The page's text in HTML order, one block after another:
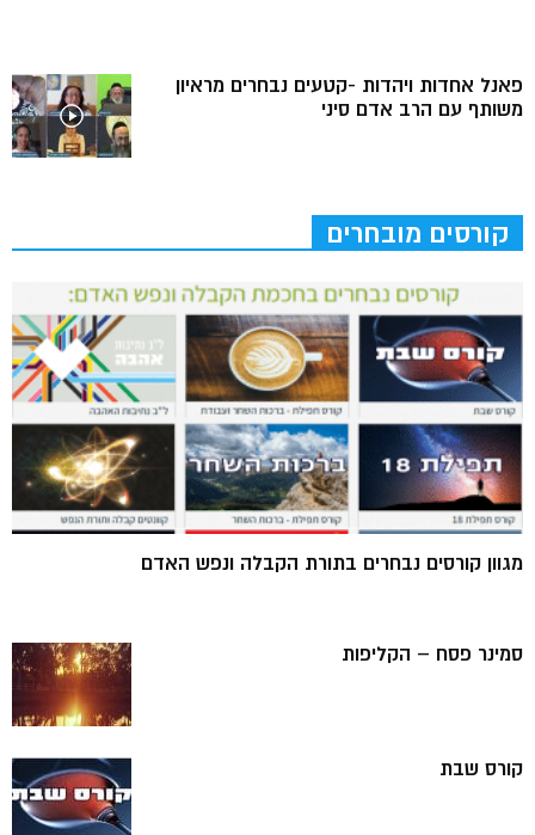
פאנל אחדות ויהדות -קטעים נבחרים מראיון
משותף עם הרב אדם סיני
קורסים מובחרים
מגוון קורסים נבחרים בתורת הקבלה ונפש האדם
סמינר פסח – הקליפות
קורס שבת